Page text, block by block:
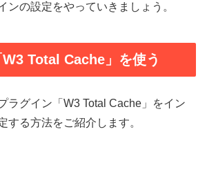
ンの設定をやっていきましょう。
Total Cache」を使う
ラグイン「W3 Total Cache」をイン
する方法をご紹介します。